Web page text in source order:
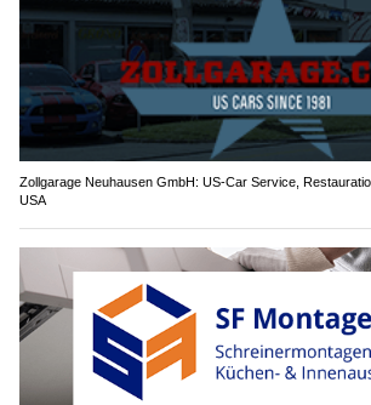
Zollgarage Neuhausen GmbH: US-Car Service,
USA